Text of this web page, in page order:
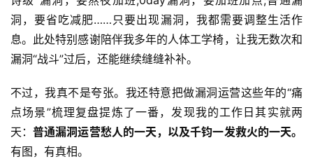
洞，要省吃减肥……只要出现漏洞，我都需要调整生活作
息。此处特别感谢陪伴我多年的人体工学椅，让我无数次和
漏洞“战斗”过后，还能继续缝缝补补。
不过，我真不是夸张。我还特意把做漏洞运营这些年的“痛
点场景”梳理复盘提炼了一番，发现我的工作日其实就两
天：普通漏洞运营愁人的一天，以及千钧一发救火的一天。
有图，有真相。